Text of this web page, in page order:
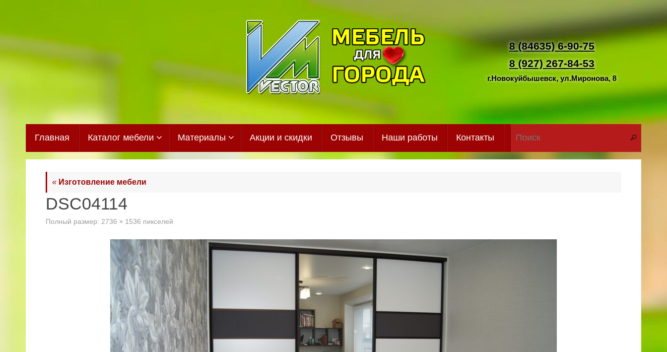
содержимому
8 (84635) 6-90-75
8 (927) 267-84-53
г.Новокуйбышевск, ул.Миронова, 8
Главная Каталог мебели Материалы Акции и скидки Отзывы Наши работы Контакты Поиск
« Изготовление мебели
DSC04114
Полный размер: 2736 × 1536 пикселей